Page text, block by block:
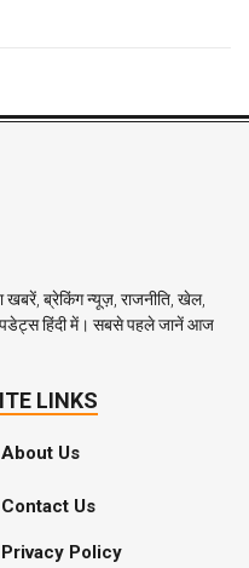
खबरें, ब्रेकिंग न्यूज़, राजनीति, खेल,
हिंदी में। सबसे पहले जानें आज
LINKS
About Us
Contact Us
Privacy Policy